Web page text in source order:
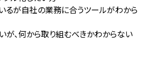
るが自社の業務に合うツールがわから
が、何から取り組むべきかわからない